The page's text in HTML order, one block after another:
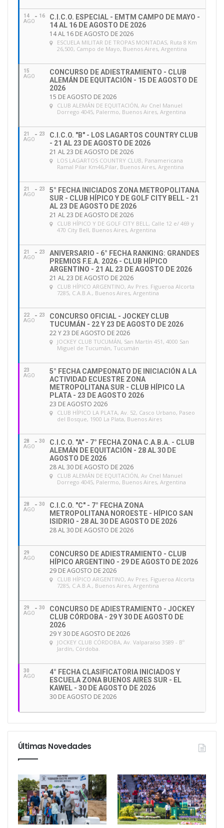
14
AGO
16
C.I.C.O. ESPECIAL - EMTM CAMPO DE MAYO -
14 AL 16 DE AGOSTO DE 2026
14 AL 16 DE AGOSTO DE 2026
ESCUELA MILITAR DE TROPAS MONTADAS, Ruta 8 Km
26,500, Campo de Mayo, Buenos Aires, Argentina
15
AGO
CONCURSO DE ADIESTRAMIENTO - CLUB
ALEMÁN DE EQUITACIÓN - 15 DE AGOSTO DE
2026
15 DE AGOSTO DE 2026
CLUB ALEMÁN DE EQUITACIÓN, Av Cnel Manuel
Dorrego 4045, Palermo, Buenos Aires, Argentina
21
AGO
23
C.I.C.O. "B" - LOS LAGARTOS COUNTRY CLUB
- 21 AL 23 DE AGOSTO DE 2026
21 AL 23 DE AGOSTO DE 2026
LOS LAGARTOS COUNTRY CLUB, Panamericana
Ramal Pilar Km46,Pilar, Buenos Aires, Argentina
21
AGO
23
5° FECHA INICIADOS ZONA METROPOLITANA
SUR - CLUB HÍPICO Y DE GOLF CITY BELL - 21
AL 23 DE AGOSTO DE 2026
21 AL 23 DE AGOSTO DE 2026
CLUB HÍPICO Y DE GOLF CITY BELL, Calle 12 e/ 469 y
470 City Bell, Buenos Aires, Argentina
21
AGO
23
ANIVERSARIO - 6° FECHA RANKING: GRANDES
PREMIOS F.E.A. 2026 - CLUB HÍPICO
ARGENTINO - 21 AL 23 DE AGOSTO DE 2026
21 AL 23 DE AGOSTO DE 2026
CLUB HÍPICO ARGENTINO, Av Pres. Figueroa Alcorta
7285, C.A.B.A., Buenos Aires, Argentina
22
AGO
23
CONCURSO OFICIAL - JOCKEY CLUB
TUCUMÁN - 22 Y 23 DE AGOSTO DE 2026
22 Y 23 DE AGOSTO DE 2026
JOCKEY CLUB TUCUMÁN, San Martín 451, 4000 San
Miguel de Tucumán, Tucumán
23
AGO
5° FECHA CAMPEONATO DE INICIACIÓN A LA
ACTIVIDAD ECUESTRE ZONA
METROPOLITANA SUR - CLUB HÍPICO LA
PLATA - 23 DE AGOSTO 2026
23 DE AGOSTO 2026
CLUB HÍPICO LA PLATA, Av. 52, Casco Urbano, Paseo
del Bosque, 1900 La Plata, Buenos Aires
28
AGO
30
C.I.C.O. "A" - 7° FECHA ZONA C.A.B.A. - CLUB
ALEMÁN DE EQUITACIÓN - 28 AL 30 DE
AGOSTO DE 2026
28 AL 30 DE AGOSTO DE 2026
CLUB ALEMÁN DE EQUITACIÓN, Av Cnel Manuel
Dorrego 4045, Palermo, Buenos Aires, Argentina
28
AGO
30
C.I.C.O. "C" - 7° FECHA ZONA
METROPOLITANA NOROESTE - HÍPICO SAN
ISIDRIO - 28 AL 30 DE AGOSTO DE 2026
28 AL 30 DE AGOSTO DE 2026
29
AGO
CONCURSO DE ADIESTRAMIENTO - CLUB
HÍPICO ARGENTINO - 29 DE AGOSTO DE 2026
29 DE AGOSTO DE 2026
CLUB HÍPICO ARGENTINO, Av Pres. Figueroa Alcorta
7285, C.A.B.A., Buenos Aires, Argentina
29
AGO
30
CONCURSO DE ADIESTRAMIENTO - JOCKEY
CLUB CÓRDOBA - 29 Y 30 DE AGOSTO DE
2026
29 Y 30 DE AGOSTO DE 2026
JOCKEY CLUB CÓRDOBA, Av. Valparaíso 3589 - Bº
Jardín, Córdoba.
30
AGO
4° FECHA CLASIFICATORIA INICIADOS Y
ESCUELA ZONA BUENOS AIRES SUR - EL
KAWEL - 30 DE AGOSTO DE 2026
30 DE AGOSTO DE 2026
Últimas Novedades